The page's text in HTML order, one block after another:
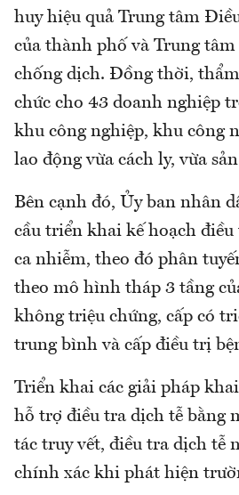
huy hiệu quả Trung tâm
của thành phố và Trung
chống dịch. Đồng thời,
chức cho 43 doanh nghiệp
khu công nghiệp, khu công
lao động vừa cách ly, vừa
Bên cạnh đó, Ủy ban nhân
cầu triển khai kế hoạch
ca nhiễm, theo đó phân
theo mô hình tháp 3 tầng
không triệu chứng, cấp có
trung bình và cấp điều trị
Triển khai các giải pháp
hỗ trợ điều tra dịch tễ bằng
tác truy vết, điều tra dịch tễ
chính xác khi phát hiện